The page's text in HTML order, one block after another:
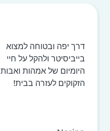
דרך יפה ובטוחה למצוא
בייביסיטר ולהקל על חיי
היומיום של אמהות ואבות
הזקוקים לעזרה בבית!